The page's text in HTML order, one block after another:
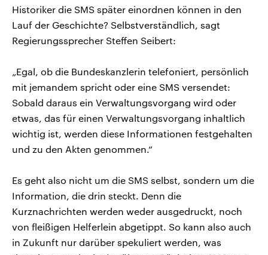
Historiker die SMS später einordnen können in den
Lauf der Geschichte? Selbstverständlich, sagt
Regierungssprecher Steffen Seibert:
„Egal, ob die Bundeskanzlerin telefoniert, persönlich
mit jemandem spricht oder eine SMS versendet:
Sobald daraus ein Verwaltungsvorgang wird oder
etwas, das für einen Verwaltungsvorgang inhaltlich
wichtig ist, werden diese Informationen festgehalten
und zu den Akten genommen.“
Es geht also nicht um die SMS selbst, sondern um die
Information, die drin steckt. Denn die
Kurznachrichten werden weder ausgedruckt, noch
von fleißigen Helferlein abgetippt. So kann also auch
in Zukunft nur darüber spekuliert werden, was